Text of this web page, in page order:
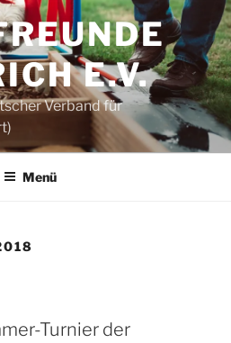
E.V.
Verband für
Menü
Turnier der